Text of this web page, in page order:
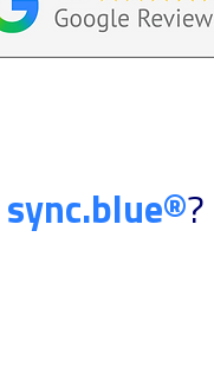
sync.blue®?